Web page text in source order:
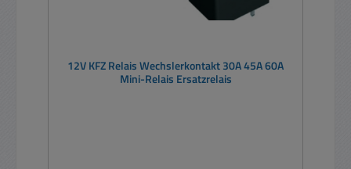
12V KFZ Relais Wechslerkontakt 30A 45A 60A
Mini-Relais Ersatzrelais